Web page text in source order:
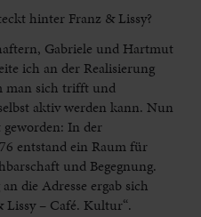
hinter Franz & Lissy?
Gabriele und Hartmut
ich an der Realisierung
man sich trifft und
aktiv werden kann. Nun
In der
entstand ein Raum für
und Begegnung.
die Adresse ergab sich
Lissy – Café. Kultur“.